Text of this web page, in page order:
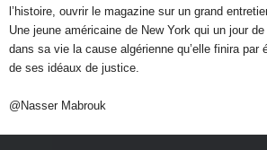
l’histoire, ouvrir le magazine sur un grand
Une jeune américaine de New York qui un jour
dans sa vie la cause algérienne qu’elle finira par
de ses idéaux de justice.
@Nasser Mabrouk